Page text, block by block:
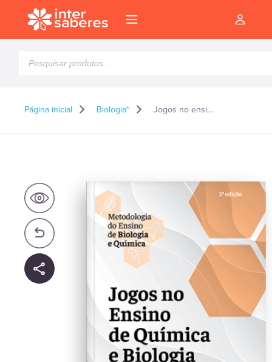
produtos
Página inicial Biologia* Jogos no ensino de química e biologia